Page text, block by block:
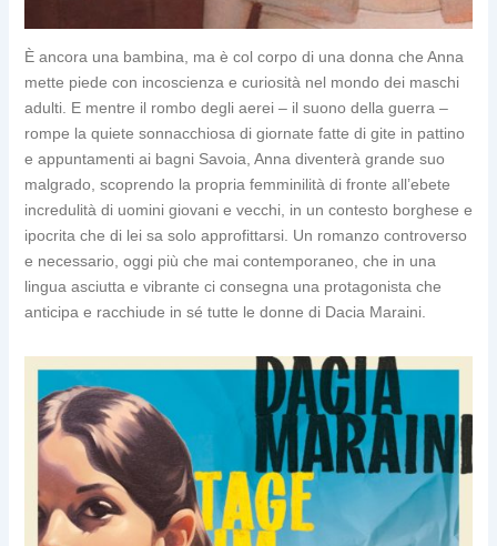
È ancora una bambina, ma è col corpo di una donna che Anna
mette piede con incoscienza e curiosità nel mondo dei maschi
adulti. E mentre il rombo degli aerei – il suono della guerra –
rompe la quiete sonnacchiosa di giornate fatte di gite in pattino
e appuntamenti ai bagni Savoia, Anna diventerà grande suo
malgrado, scoprendo la propria femminilità di fronte all’ebete
incredulità di uomini giovani e vecchi, in un contesto borghese e
ipocrita che di lei sa solo approfittarsi. Un romanzo controverso
e necessario, oggi più che mai contemporaneo, che in una
lingua asciutta e vibrante ci consegna una protagonista che
anticipa e racchiude in sé tutte le donne di Dacia Maraini.